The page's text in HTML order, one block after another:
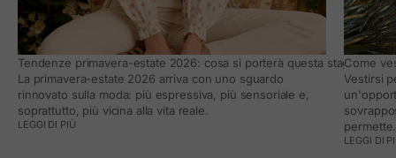
Tendenze primavera-estate 2026: cosa si porterà questa stagione e
La primavera-estate 2026 arriva con uno sguardo
rinnovato sulla moda: più espressiva, più sensoriale e,
soprattutto, più vicina alla vita reale.
LEGGI DI PIÙ
Come
Vestirsi
permette.
LEGGI DI